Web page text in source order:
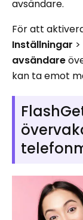
avsändare.
För att
Inställningar >
avsändare
kan ta emot